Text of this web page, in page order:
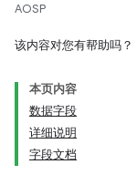
AOSP
该内容对您有帮助吗？
本页内容
数据字段
详细说明
字段文档